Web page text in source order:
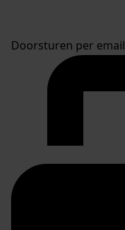
Doorsturen per email